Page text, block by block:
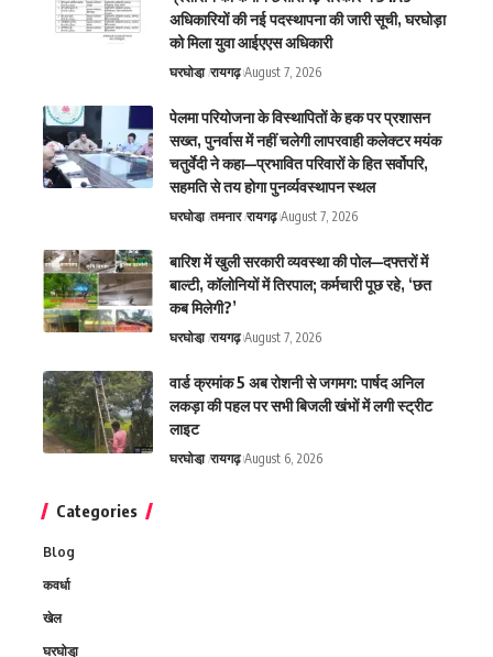
अधिकारियों की नई पदस्थापना की जारी सूची, घरघोड़ा
को मिला युवा आईएएस अधिकारी
घरघोडा़ रायगढ़ August 7, 2026
पेलमा परियोजना के विस्थापितों के हक पर प्रशासन
सख्त, पुनर्वास में नहीं चलेगी लापरवाही कलेक्टर मयंक
चतुर्वेदी ने कहा—प्रभावित परिवारों के हित सर्वोपरि,
सहमति से तय होगा पुनर्व्यवस्थापन स्थल
घरघोडा़ तमनार रायगढ़ August 7, 2026
बारिश में खुली सरकारी व्यवस्था की पोल—दफ्तरों में
बाल्टी, कॉलोनियों में तिरपाल; कर्मचारी पूछ रहे, ‘छत
कब मिलेगी?’
घरघोडा़ रायगढ़ August 7, 2026
वार्ड क्रमांक 5 अब रोशनी से जगमग: पार्षद अनिल
लकड़ा की पहल पर सभी बिजली खंभों में लगी स्ट्रीट
लाइट
घरघोडा़ रायगढ़ August 6, 2026
Categories
Blog
कवर्धा
खेल
घरघोडा़